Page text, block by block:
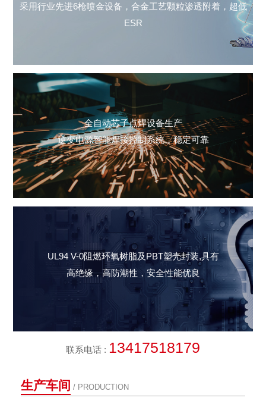
采用行业先进6枪喷金设备，合金工艺颗粒渗透附着， 超低
ESR
全自动芯子点焊设备生产
逆变电源智能焊接控制系统，稳定可靠
UL94 V-0阻燃环氧树脂及 PBT塑壳封装,具有
高绝缘，高防潮性，安全性能优良
联系电话 : 13417518179
生产车间 / PRODUCTION